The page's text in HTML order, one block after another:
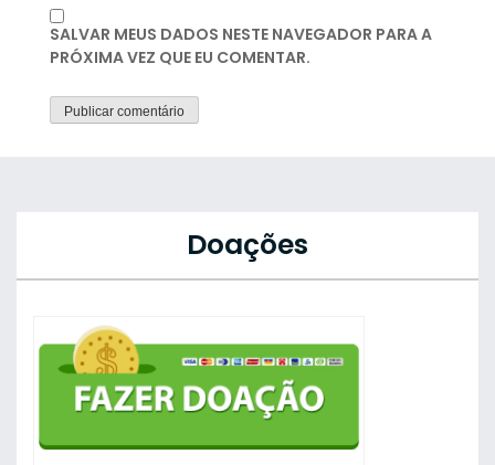
SALVAR MEUS DADOS NESTE NAVEGADOR PARA A
PRÓXIMA VEZ QUE EU COMENTAR.
Doações